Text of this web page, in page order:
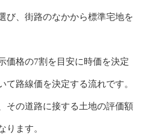
び、街路のなかから標準宅地を
価格の7割を目安に時価を決定
て路線価を決定する流れです。
その道路に接する土地の評価額
ります。